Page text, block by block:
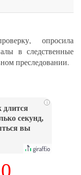
опросила
в следственные
преследовании.
i
длится
секунд,
вы
0